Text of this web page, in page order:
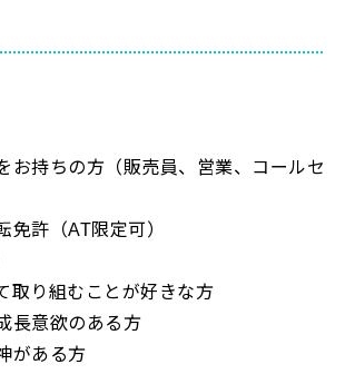
お持ちの方（販売員、営業、コールセ
免許（AT限定可）
取り組むことが好きな方
長意欲のある方
がある方